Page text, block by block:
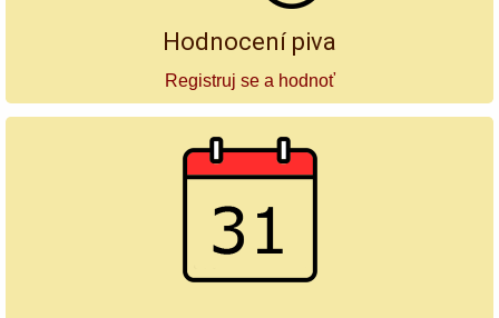
Hodnocení piva
Registruj se a hodnoť